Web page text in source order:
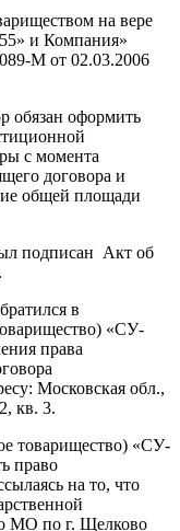
на вере
и Компания»
М от 02.03.2006
обязан оформить
с момента
договора и
общей площади
подписан Акт об
в
«СУ-
права
Московская обл.,
кв. 3.
товарищество) «СУ-
право
на то, что
МО по г. Щелково